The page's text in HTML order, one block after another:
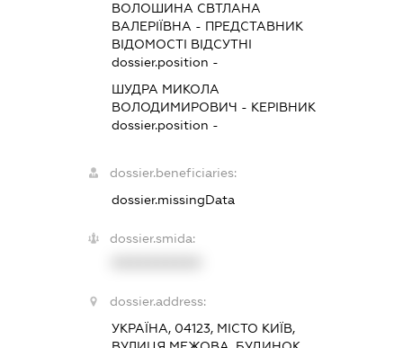
ВОЛОШИНА СВТЛАНА
ВАЛЕРІЇВНА - ПРЕДСТАВНИК
ВІДОМОСТІ ВІДСУТНІ
dossier.position -
ШУДРА МИКОЛА
ВОЛОДИМИРОВИЧ - КЕРІВНИК
dossier.position -
dossier.beneficiaries:
dossier.missingData
dossier.smida:
dossier.address:
УКРАЇНА, 04123, МІСТО КИЇВ,